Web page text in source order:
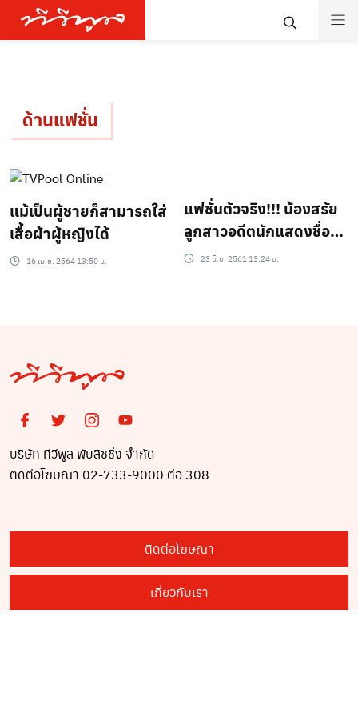
ด้านแฟชั่น
แม้เป็นผู้ชายก็สามารถใส่
เสื้อผ้าผู้หญิงได้
16 เม.ย. 2564 13:50 น.
แฟชั่นตัวจริง!!! น้องสรัย
ลูกสาวอดีตนักแสดงชื่อดัง
“นิด อรพรรณ”
23 มิ.ย. 2561 13:24 น.
บริษัท ทีวีพูล พับลิชชิ่ง จำกัด
ติดต่อโฆษณา 02-733-9000 ต่อ 308
ติดต่อโฆษณา
เกี่ยวกับเรา